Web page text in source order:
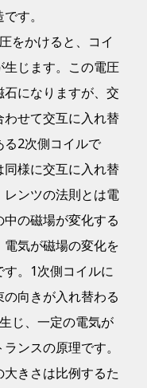
す。
をかけると、コイ
じます。この電圧
になりますが、交
せて交互に入れ替
2次側コイルで
様に交互に入れ替
ンツの法則とは電
の磁場が変化する
気が磁場の変化を
。1次側コイルに
向きが入れ替わる
じ、一定の電気が
ンスの原理です。
きさは比例するた